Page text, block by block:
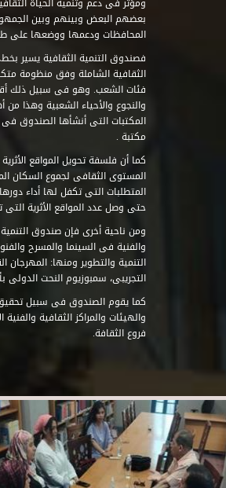
بعضهم البعض وبينهم وبين
المحافظات ودعمها ووضعها على
فصندوق التنمية الثقافية يسير
الثقافية الشاملة وفق منظومة
فئات الشعب. وهو فى سبيل ذلك
والنجوع والأحياء الشعبية وهذا
مكتبة .
كما أن فلسفة تحويل المواقع
المستوى الثقافى لجموع السكان
حتى وصل عدد المواقع الأثرية التى تم
ومن ناحية أخرى فإن صندوق التنمية
والفنية فى السينما والمسرح
التنمية والتطوير ومنها:
التجريبى، سمبوزيوم النحت
كما يقوم الصندوق فى سبيل تحقيق
والهيئات والمراكز الثقافية
فروع الثقافة.